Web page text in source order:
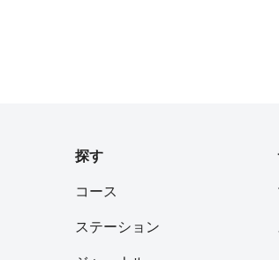
探す
コース
ステーション